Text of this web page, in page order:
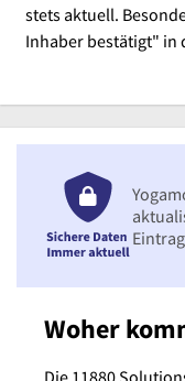
stets aktuell.
Inhaber bestätigt" in
Woher
Die 11880